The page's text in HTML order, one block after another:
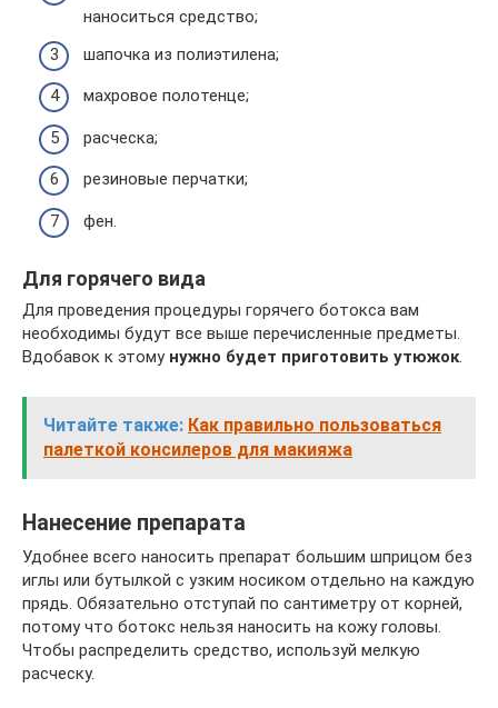
наноситься средство;
шапочка из полиэтилена;
махровое полотенце;
расческа;
резиновые перчатки;
фен.
Для горячего вида
Для проведения процедуры горячего ботокса вам
необходимы будут все выше перечисленные предметы.
Вдобавок к этому нужно будет приготовить утюжок
Читайте также: Как правильно пользоваться
палеткой консилеров для макияжа
Нанесение препарата
Удобнее всего наносить препарат большим шприцом без
иглы или бутылкой с узким носиком отдельно на каждую
прядь. Обязательно отступай по сантиметру от корней,
потому что ботокс нельзя наносить на кожу головы.
Чтобы распределить средство, используй мелкую
расческу.